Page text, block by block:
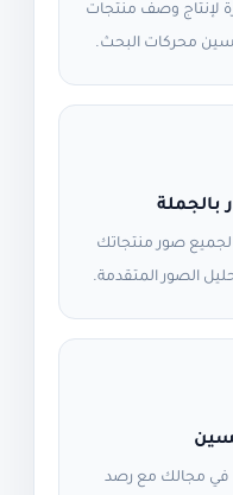
لإنتاج وصف منتجات
محركات البحث.
أداة قوية لتحسين نصوص ALT لجميع صور منتجاتك
الصور المتقدمة.
في مجالك مع رصد